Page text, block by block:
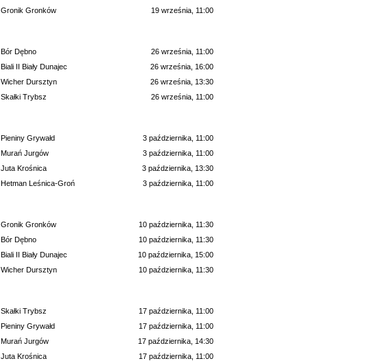
Gronik Gronków 19 września, 11:00
Bór Dębno
26 września, 11:00
Biali II Biały Dunajec
26 września, 16:00
Wicher Dursztyn
26 września, 13:30
Skałki Trybsz 26 września, 11:00
Pieniny Grywałd
3 października, 11:00
Murań Jurgów
3 października, 11:00
Juta Krośnica
3 października, 13:30
Hetman Leśnica-Groń 3 października, 11:00
Gronik Gronków
10 października, 11:30
Bór Dębno
10 października, 11:30
Biali II Biały Dunajec
10 października, 15:00
Wicher Dursztyn 10 października, 11:30
Skałki Trybsz
17 października, 11:00
Pieniny Grywałd
17 października, 11:00
Murań Jurgów
17 października, 14:30
Juta Krośnica 17 października, 11:00